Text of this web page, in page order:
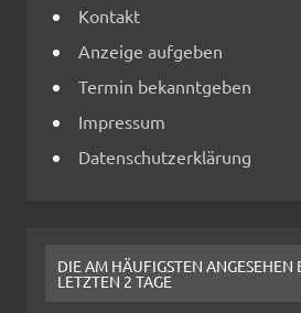
Kontakt
Anzeige aufgeben
Termin bekanntgeben
Impressum
Datenschutzerklärung
DIE AM HÄUFIGSTEN ANGESEHEN
LETZTEN 2 TAGE